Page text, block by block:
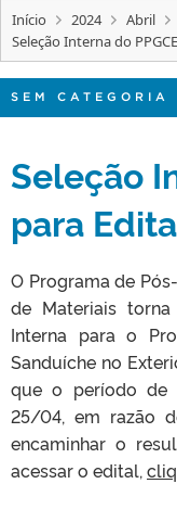
EDITAIS
INTERNACIONAL
Início 2024 Abril
Seleção Interna do
SEM CATEGORIA
Seleção
para
O Programa de
de Materiais
Interna para o
Sanduíche no
que o período de
25/04, em razão
encaminhar o
acessar o edital,